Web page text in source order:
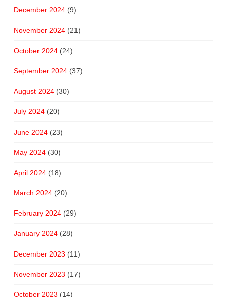
December 2024(9)
November 2024(21)
October 2024(24)
September 2024(37)
August 2024(30)
July 2024(20)
June 2024(23)
May 2024(30)
April 2024(18)
March 2024(20)
February 2024(29)
January 2024(28)
December 2023 (11)
November 2023 (17)
October 2023 (14)